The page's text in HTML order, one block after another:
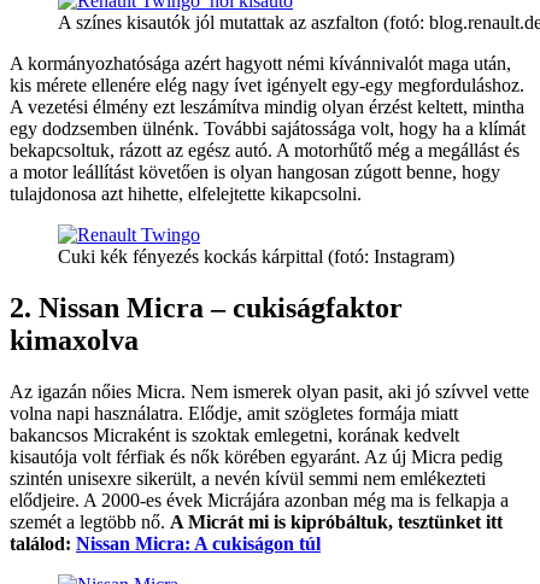
A színes kisautók jól mutattak az aszfalton (fotó:
A kormányozhatósága azért hagyott némi kívánnivalót maga után,
kis mérete ellenére elég nagy ívet igényelt egy-egy megforduláshoz.
A vezetési élmény ezt leszámítva mindig olyan érzést keltett, mintha
egy dodzsemben ülnénk. További sajátossága volt, hogy ha a klímát
bekapcsoltuk, rázott az egész autó. A motorhűtő még a megállást és
a motor leállítást követően is olyan hangosan zúgott benne, hogy
tulajdonosa azt hihette, elfelejtette kikapcsolni.
Cuki kék fényezés kockás kárpittal (fotó: Instagram)
2. Nissan Micra – cukiságfaktor
kimaxolva
Az igazán nőies Micra. Nem ismerek olyan pasit, aki jó szívvel vette
volna napi használatra. Elődje, amit szögletes formája miatt
bakancsos Micraként is szoktak emlegetni, korának kedvelt
kisautója volt férfiak és nők körében egyaránt. Az új Micra pedig
szintén unisexre sikerült, a nevén kívül semmi nem emlékezteti
elődjeire. A 2000-es évek Micrájára azonban még ma is felkapja a
szemét a legtöbb nő. A Micrát mi is kipróbáltuk, tesztünket itt
találod: Nissan Micra: A cukiságon túl